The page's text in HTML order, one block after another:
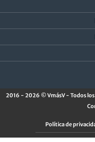
2016 - 2026 © VmásV - Todos los
Política de